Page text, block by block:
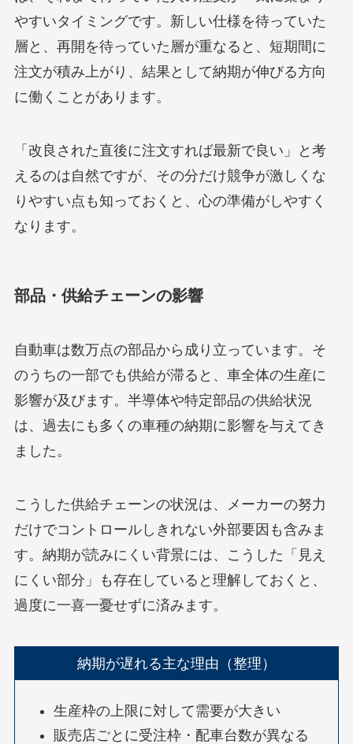
やすいタイミングです。新しい仕様を待っていた
層と、再開を待っていた層が重なると、短期間に
注文が積み上がり、結果として納期が伸びる方向
に働くことがあります。
「改良された直後に注文すれば最新で良い」と考
えるのは自然ですが、その分だけ競争が激しくな
りやすい点も知っておくと、心の準備がしやすく
なります。
部品・供給チェーンの影響
自動車は数万点の部品から成り立っています。そ
のうちの一部でも供給が滞ると、車全体の生産に
影響が及びます。半導体や特定部品の供給状況
は、過去にも多くの車種の納期に影響を与えてき
ました。
こうした供給チェーンの状況は、メーカーの努力
だけでコントロールしきれない外部要因も含みま
す。納期が読みにくい背景には、こうした「見え
にくい部分」も存在していると理解しておくと、
過度に一喜一憂せずに済みます。
納期が遅れる主な理由（整理）
生産枠の上限に対して需要が大きい
販売店ごとに受注枠・配車台数が異なる